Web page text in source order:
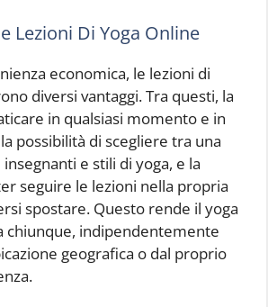
Lezioni Di Yoga Online
economica, le lezioni di
diversi vantaggi. Tra questi, la
in qualsiasi momento e in
possibilità di scegliere tra una
e stili di yoga, e la
seguire le lezioni nella propria
spostare. Questo rende il yoga
chiunque, indipendentemente
geografica o dal proprio